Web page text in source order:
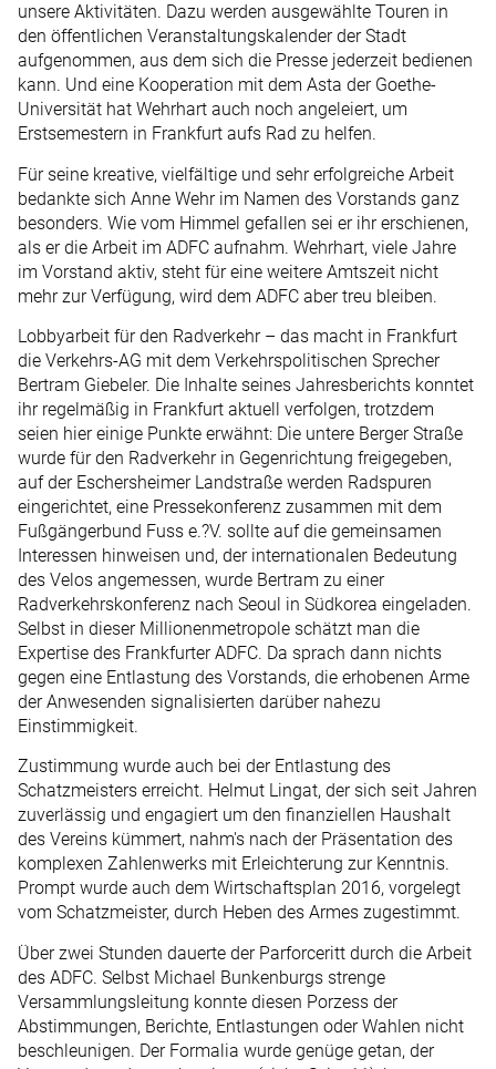
unsere Aktivitäten. Dazu werden ausgewählte Touren in
den öffentlichen Veranstaltungskalender der Stadt
aufgenommen, aus dem sich die Presse jederzeit bedienen
kann. Und eine Kooperation mit dem Asta der Goethe-
Universität hat Wehrhart auch noch angeleiert, um
Erstsemestern in Frankfurt aufs Rad zu helfen.
Für seine kreative, vielfältige und sehr erfolgreiche Arbeit
bedankte sich Anne Wehr im Namen des Vorstands ganz
besonders. Wie vom Himmel gefallen sei er ihr erschienen,
als er die Arbeit im ADFC aufnahm. Wehrhart, viele Jahre
im Vorstand aktiv, steht für eine weitere Amtszeit nicht
mehr zur Verfügung, wird dem ADFC aber treu bleiben.
Lobbyarbeit für den Radverkehr – das macht in Frankfurt
die Verkehrs-AG mit dem Verkehrspolitischen Sprecher
Bertram Giebeler. Die Inhalte seines Jahresberichts konntet
ihr regelmäßig in Frankfurt aktuell verfolgen, trotzdem
seien hier einige Punkte erwähnt: Die untere Berger Straße
wurde für den Radverkehr in Gegenrichtung freigegeben,
auf der Eschersheimer Landstraße werden Radspuren
eingerichtet, eine Pressekonferenz zusammen mit dem
Fußgängerbund Fuss e.?V. sollte auf die gemeinsamen
Interessen hinweisen und, der internationalen Bedeutung
des Velos angemessen, wurde Bertram zu einer
Radverkehrskonferenz nach Seoul in Südkorea eingeladen.
Selbst in dieser Millionenmetropole schätzt man die
Expertise des Frankfurter ADFC. Da sprach dann nichts
gegen eine Entlastung des Vorstands, die erhobenen Arme
der An­wesenden signalisierten darüber nahezu
Einstimmigkeit.
Zustimmung wurde auch bei der Entlastung des
Schatzmeisters erreicht. Helmut Lingat, der sich seit Jahren
zuverlässig und engagiert um den finanziellen Haushalt
des Vereins kümmert, nahm's nach der Präsentation des
komplexen Zahlenwerks mit Erleichterung zur Kenntnis.
Prompt wurde auch dem Wirtschaftsplan 2016, vorgelegt
vom Schatzmeister, durch Heben des Armes zugestimmt.
Über zwei Stunden dauerte der Parforceritt durch die Arbeit
des ADFC. Selbst Michael Bunkenburgs strenge
Versammlungsleitung konnte diesen Porzess der
Abstimmungen, Berichte, Entlastungen oder Wahlen nicht
beschleunigen. Der Formalia wurde genüge getan, der